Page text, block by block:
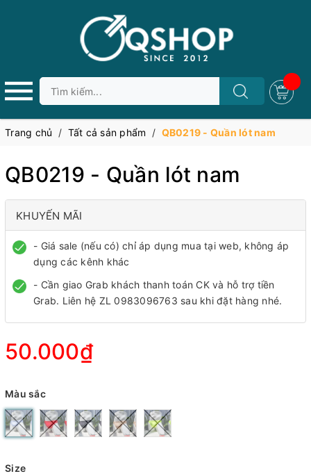
Trang chủ / Tất cả sản phẩm / QB0219 - Quần lót nam
QB0219 - Quần lót nam
KHUYẾN MÃI
- Giá sale (nếu có) chỉ áp dụng mua tại web, không áp
dụng các kênh khác
- Cần giao Grab khách thanh toán CK và hỗ trợ tiền
Grab. Liên hệ ZL 0983096763 sau khi đặt hàng nhé.
50.000₫
Màu sắc
Size